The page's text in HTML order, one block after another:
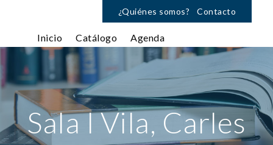
¿Quiénes somos? Contacto
Inicio Catálogo Agenda
Sala I Vila, Carles